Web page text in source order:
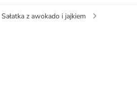
Sałatka z awokado i jajkiem